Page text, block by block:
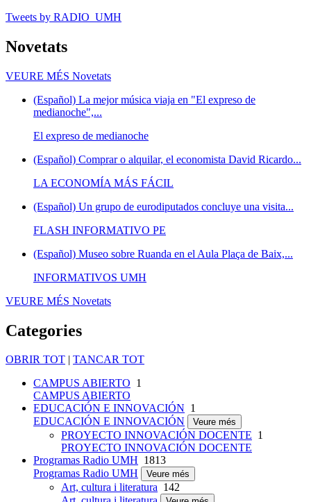
Tweets by RADIO_UMH
Novetats
VEURE MÉS Novetats
(Español) La mejor música viaja en "El expreso de
medianoche",...
El expreso de medianoche
(Español) Comprar o alquilar, el economista David Ricardo...
LA ECONOMÍA MÁS FÁCIL
(Español) Un grupo de eurodiputados concluye una visita...
FLASH INFORMATIVO PE
(Español) Museo sobre Ruanda en el Aula Plaça de Baix,...
INFORMATIVOS UMH
VEURE MÉS Novetats
Categories
OBRIR TOT | TANCAR TOT
CAMPUS ABIERTO 1
CAMPUS ABIERTO
EDUCACIÓN E INNOVACIÓN 1
EDUCACIÓN E INNOVACIÓN
Veure més
PROYECTO INNOVACIÓN DOCENTE 1
PROYECTO INNOVACIÓN DOCENTE
Programas Radio UMH 1813
Programas Radio UMH
Veure més
Art, cultura i literatura 142